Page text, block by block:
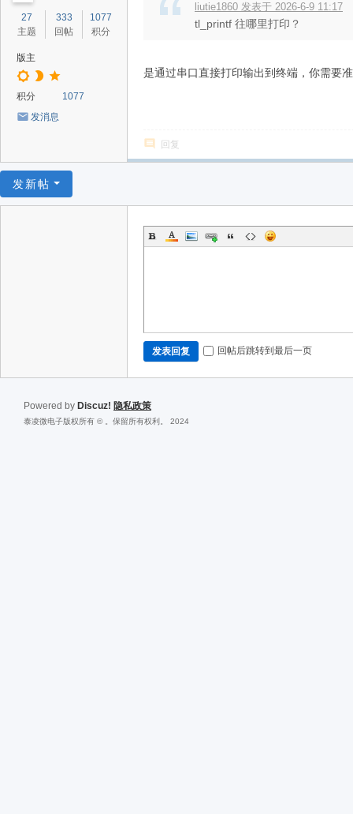
27
主题
333
回帖
1077
积分
版主
积分
1077
发消息
liutie1860 发表于 2026-6-9 11:17
tl_printf 往哪里打印？
是通过串口直接打印输出到终端，你需要
回复
发新帖
发表回复 回帖后跳转到最后一页
Powered by Discuz! 隐私政策
泰凌微电子版权所有 © 。保留所有权利。 2024